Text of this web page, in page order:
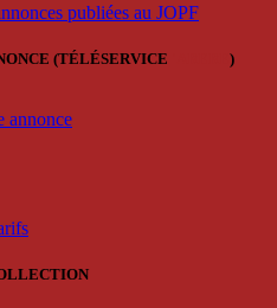
publiées au JOPF
(TÉLÉSERVICE )
annonce